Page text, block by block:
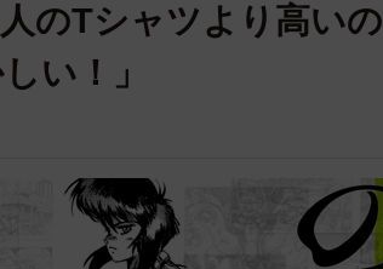
のTシャツより高い
い！」